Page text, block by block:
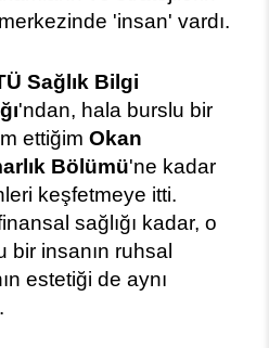
'insan' vardı.
Sağlık Bilgi
'ndan, hala burslu bir
ettiğim Okan
Bölümü'ne kadar
keşfetmeye itti.
sağlığı kadar, o
bir insanın ruhsal
estetiği de aynı